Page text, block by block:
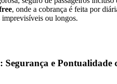
, onde a cobrança é feita por
ou longos.
Segurança e Pontualidade